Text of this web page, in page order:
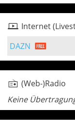
Internet
DAZN
(Web-)Radio
Keine